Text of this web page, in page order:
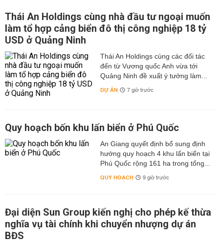
Thái An Holdings cùng nhà đầu tư ngoại muốn
làm tổ hợp cảng biển đô thị công nghiệp 18 tỷ
USD ở Quảng Ninh
Thái An Holdings cùng các đối tác
đến từ Vương quốc Anh vừa tới
Quảng Ninh đề xuất ý tưởng làm...
DỰ ÁN 7 giờ trước
Quy hoạch bốn khu lấn biển ở Phú Quốc
An Giang quyết định bổ sung định
hướng quy hoạch 4 khu lấn biển tại
Phú Quốc rộng 161 ha trong tổng...
QUY HOẠCH 9 giờ trước
Đại diện Sun Group kiến nghị cho phép kế thừa
nghĩa vụ tài chính khi chuyển nhượng dự án
BĐS